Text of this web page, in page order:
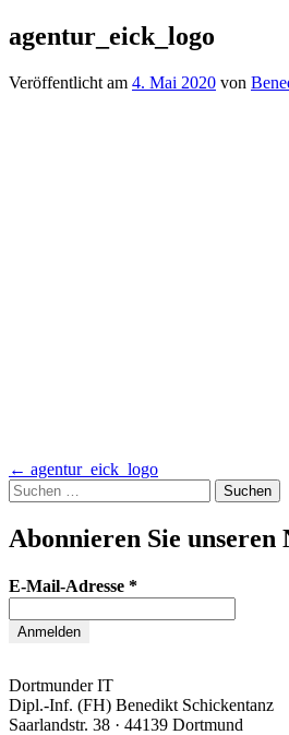
agentur_eick_logo
Veröffentlicht am 4. Mai 2020 von
Artikel-
Navigation
← agentur_eick_logo
Suchen
nach:
Abonnieren Sie unseren
E-Mail-Adresse *
Dortmunder IT
Dipl.-Inf. (FH) Benedikt Schickentanz
Saarlandstr. 38 · 44139 Dortmund